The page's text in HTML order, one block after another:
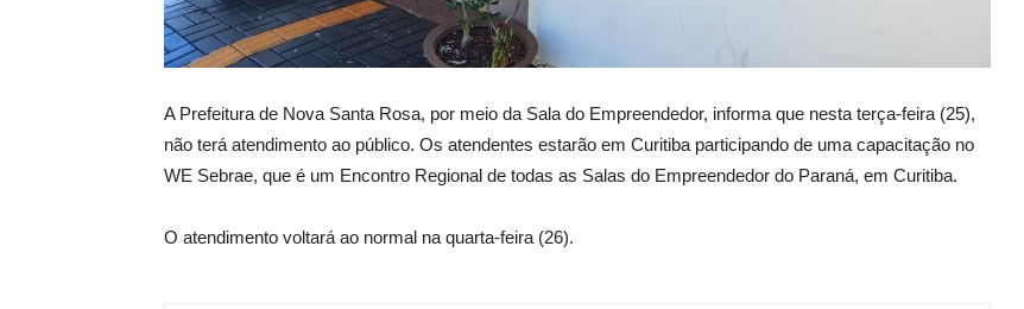
A Prefeitura de Nova Santa Rosa, por meio da Sala do Empreendedor, informa que nesta terça-feira (25),
não terá atendimento ao público. Os atendentes estarão em Curitiba participando de uma capacitação no
WE Sebrae, que é um Encontro Regional de todas as Salas do Empreendedor do Paraná, em Curitiba.
O atendimento voltará ao normal na quarta-feira (26).